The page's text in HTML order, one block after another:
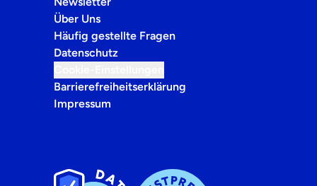
Über Uns
Häufig gestellte Fragen
Datenschutz
Barrierefreiheitserklärung
Impressum